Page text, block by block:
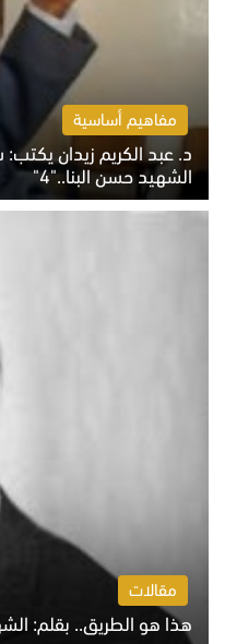
مفاهيم أساسية
د. عبد الكريم زيدان
الشهيد حسن البنا.."4"
الخميس 6 أغسطس 2026 10:27 ص
مقالات
هذا هو الطريق.. بقلم: